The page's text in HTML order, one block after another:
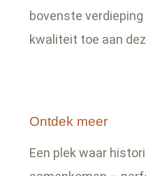
bovenste
kwaliteit toe aan
Ontdek meer
Een plek waar